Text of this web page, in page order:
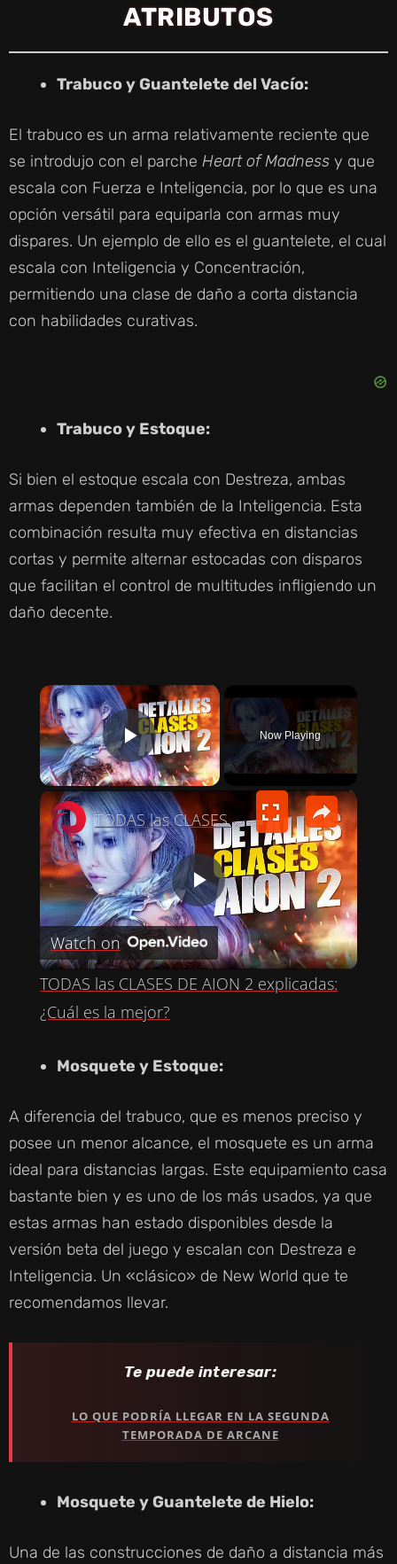
ATRIBUTOS
Trabuco y Guantelete del Vacío:
El trabuco es un arma relativamente reciente que
se introdujo con el parche Heart of Madness y que
escala con Fuerza e Inteligencia, por lo que es una
opción versátil para equiparla con armas muy
dispares. Un ejemplo de ello es el guantelete, el cual
escala con Inteligencia y Concentración,
permitiendo una clase de daño a corta distancia
con habilidades curativas.
Trabuco y Estoque:
Si bien el estoque escala con Destreza, ambas
armas dependen también de la Inteligencia. Esta
combinación resulta muy efectiva en distancias
cortas y permite alternar estocadas con disparos
que facilitan el control de multitudes infligiendo un
daño decente.
×
PLAY VIDEO
Now Playing
×
P
L
Y
V
I
D
E
TODAS las CLASES DE AION 2 explicadas: ¿Cuál es la mejor?
Watch on
TODAS las CLASES DE AION 2 explicadas:
¿Cuál es la mejor?
Mosquete y Estoque:
A diferencia del trabuco, que es menos preciso y
posee un menor alcance, el mosquete es un arma
ideal para distancias largas. Este equipamiento casa
bastante bien y es uno de los más usados, ya que
estas armas han estado disponibles desde la
versión beta del juego y escalan con Destreza e
Inteligencia. Un «clásico» de New World que te
recomendamos llevar.
Te puede interesar:
LO QUE PODRÍA LLEGAR EN LA SEGUNDA
TEMPORADA DE ARCANE
Mosquete y Guantelete de Hielo:
Una de las construcciones de daño a distancia más